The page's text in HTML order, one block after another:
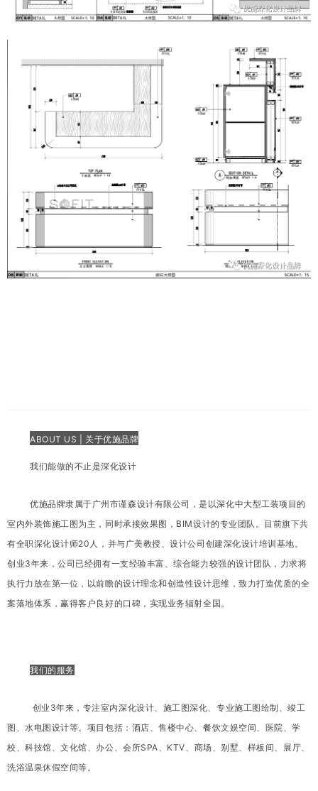
ABOUT US | 关于优施品牌
我们能做的不止是深化设计
优施品牌隶属于广州市谨森设计有限公司，是以深化中大型工装项目的
室内外装饰施工图为主，同时承接效果图，BIM设计的专业团队。目前旗下共
有全职深化设计师20人，并与广美教授、设计公司创建深化设计培训基地。
创业3年来，公司已经拥有一支经验丰富、综合能力较强的设计团队，力求将
执行力放在第一位，以前瞻的设计理念和创造性设计思维，致力打造优质的全
案落地体系，赢得客户良好的口碑，实现业务辐射全国。
我们的服务
创业3年来，专注室内深化设计、施工图深化、专业施工图绘制、竣工
图、水电图设计等。 项目包括： 酒店、售楼中心、餐饮文娱空间、医院、学
校、科技馆、文化馆、办公、会所SPA、KTV、商场、别墅、样板间、展厅、
洗浴温泉休假空间等。